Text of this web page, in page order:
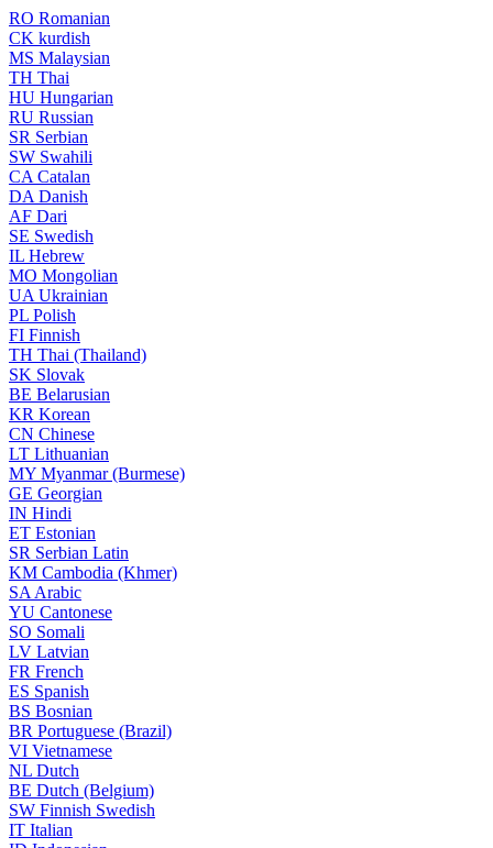
RO Romanian
CK kurdish
MS Malaysian
TH Thai
HU Hungarian
RU Russian
SR Serbian
SW Swahili
CA Catalan
DA Danish
AF Dari
SE Swedish
IL Hebrew
MO Mongolian
UA Ukrainian
PL Polish
FI Finnish
TH Thai (Thailand)
SK Slovak
BE Belarusian
KR Korean
CN Chinese
LT Lithuanian
MY Myanmar (Burmese)
GE Georgian
IN Hindi
ET Estonian
SR Serbian Latin
KM Cambodia (Khmer)
SA Arabic
YU Cantonese
SO Somali
LV Latvian
FR French
ES Spanish
BS Bosnian
BR Portuguese (Brazil)
VI Vietnamese
NL Dutch
BE Dutch (Belgium)
SW Finnish Swedish
IT Italian